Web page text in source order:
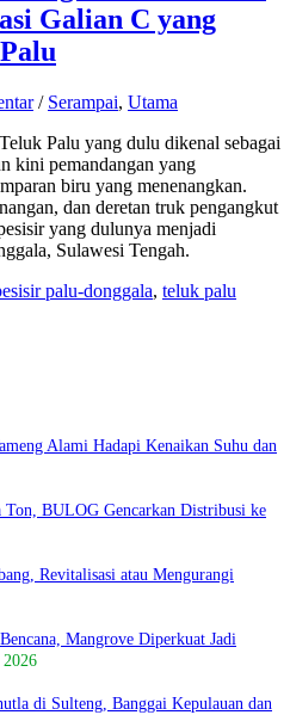
Galian C yang
/ Serampai, Utama
Palu yang dulu dikenal sebagai
kini pemandangan yang
biru yang menenangkan.
dan deretan truk pengangkut
yang dulunya menjadi
Sulawesi Tengah.
palu-donggala, teluk palu
Alami Hadapi Kenaikan Suhu dan
Ton, BULOG Gencarkan Distribusi ke
Revitalisasi atau Mengurangi
Mangrove Diperkuat Jadi
di Sulteng, Banggai Kepulauan dan